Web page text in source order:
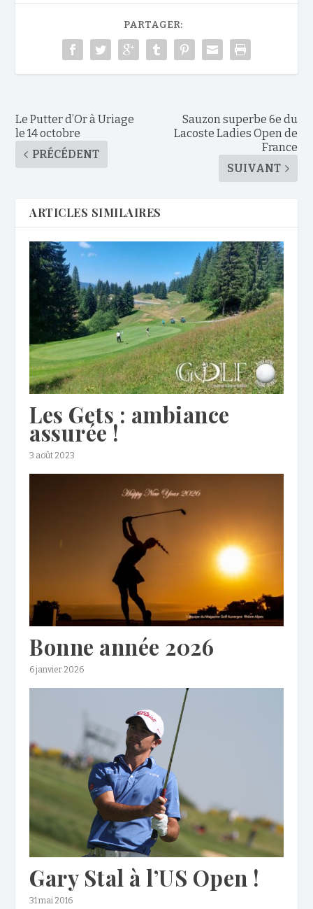
PARTAGER:
Le Putter d’Or à Uriage
le 14 octobre
PRÉCÉDENT
Sauzon superbe 6e du
Lacoste Ladies Open de
France
SUIVANT
ARTICLES SIMILAIRES
Les Gets : ambiance
assurée !
3 août 2023
Bonne année 2026
6 janvier 2026
Gary Stal à l’US Open !
31 mai 2016